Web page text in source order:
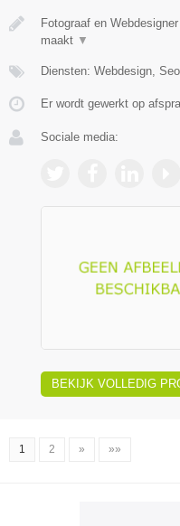
Fotograaf en
maakt ▼
Diensten: Webdesign,
Er wordt gewerkt op
Sociale media:
BEKIJK VOLLEDIG
1 2 » »»